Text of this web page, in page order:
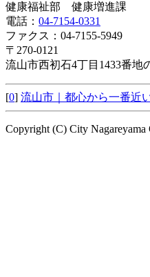
健康福祉部 健康増進課
電話： 04-7154-0331
ファクス：04-7155-5949
〒270-0121
流山市西初石4丁目1433番
[0] 流山市｜都心から一番近
Copyright (C) City Nagareyama